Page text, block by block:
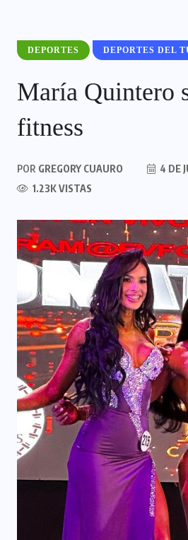
DEPORTES DEPORTES DEL
María Quintero
fitness
POR GREGORY CUAURO 4 DE
1.23K VISTAS